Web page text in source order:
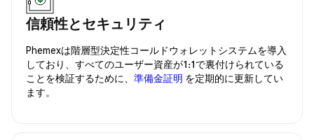
信頼性とセキュリティ
Phemexは階層型決定性コールドウォレットシステムを導入
しており、すべてのユーザー資産が1:1で裏付けられている
ことを検証するために、 準備金証明 を定期的に更新してい
ます。